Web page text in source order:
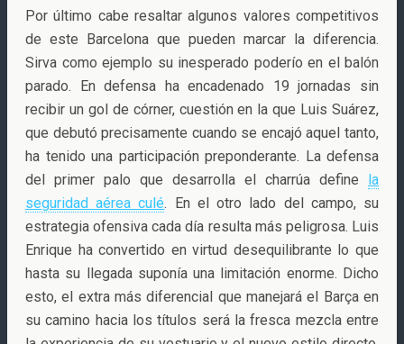
Por último cabe resaltar algunos valores competitivos
de este Barcelona que pueden marcar la diferencia.
Sirva como ejemplo su inesperado poderío en el balón
parado. En defensa ha encadenado 19 jornadas sin
recibir un gol de córner, cuestión en la que Luis Suárez,
que debutó precisamente cuando se encajó aquel tanto,
ha tenido una participación preponderante. La defensa
del primer palo que desarrolla el charrúa define la
seguridad aérea culé. En el otro lado del campo, su
estrategia ofensiva cada día resulta más peligrosa. Luis
Enrique ha convertido en virtud desequilibrante lo que
hasta su llegada suponía una limitación enorme. Dicho
esto, el extra más diferencial que manejará el Barça en
su camino hacia los títulos será la fresca mezcla entre